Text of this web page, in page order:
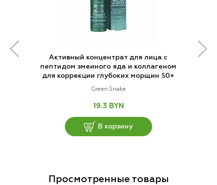
Активный концентрат для лица с
пептидом змеиного яда и коллагеном
для коррекции глубоких морщин 50+
Green Snake
19.3 BYN
В корзину
Просмотренные товары